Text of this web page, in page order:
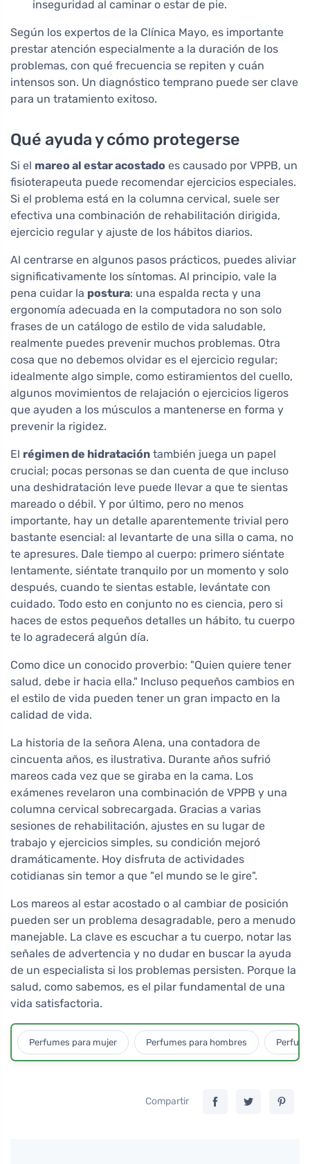
inseguridad al caminar o estar de pie.
Según los expertos de la Clínica Mayo, es importante
prestar atención especialmente a la duración de los
problemas, con qué frecuencia se repiten y cuán
intensos son. Un diagnóstico temprano puede ser clave
para un tratamiento exitoso.
Qué ayuda y cómo protegerse
Si el mareo al estar acostado es causado por VPPB, un
fisioterapeuta puede recomendar ejercicios especiales.
Si el problema está en la columna cervical, suele ser
efectiva una combinación de rehabilitación dirigida,
ejercicio regular y ajuste de los hábitos diarios.
Al centrarse en algunos pasos prácticos, puedes aliviar
significativamente los síntomas. Al principio, vale la
pena cuidar la postura: una espalda recta y una
ergonomía adecuada en la computadora no son solo
frases de un catálogo de estilo de vida saludable,
realmente puedes prevenir muchos problemas. Otra
cosa que no debemos olvidar es el ejercicio regular;
idealmente algo simple, como estiramientos del cuello,
algunos movimientos de relajación o ejercicios ligeros
que ayuden a los músculos a mantenerse en forma y
prevenir la rigidez.
El régimen de hidratación también juega un papel
crucial; pocas personas se dan cuenta de que incluso
una deshidratación leve puede llevar a que te sientas
mareado o débil. Y por último, pero no menos
importante, hay un detalle aparentemente trivial pero
bastante esencial: al levantarte de una silla o cama, no
te apresures. Dale tiempo al cuerpo: primero siéntate
lentamente, siéntate tranquilo por un momento y solo
después, cuando te sientas estable, levántate con
cuidado. Todo esto en conjunto no es ciencia, pero si
haces de estos pequeños detalles un hábito, tu cuerpo
te lo agradecerá algún día.
Como dice un conocido proverbio: "Quien quiere tener
salud, debe ir hacia ella." Incluso pequeños cambios en
el estilo de vida pueden tener un gran impacto en la
calidad de vida.
La historia de la señora Alena, una contadora de
cincuenta años, es ilustrativa. Durante años sufrió
mareos cada vez que se giraba en la cama. Los
exámenes revelaron una combinación de VPPB y una
columna cervical sobrecargada. Gracias a varias
sesiones de rehabilitación, ajustes en su lugar de
trabajo y ejercicios simples, su condición mejoró
dramáticamente. Hoy disfruta de actividades
cotidianas sin temor a que "el mundo se le gire".
Los mareos al estar acostado o al cambiar de posición
pueden ser un problema desagradable, pero a menudo
manejable. La clave es escuchar a tu cuerpo, notar las
señales de advertencia y no dudar en buscar la ayuda
de un especialista si los problemas persisten. Porque la
salud, como sabemos, es el pilar fundamental de una
vida satisfactoria.
Perfumes para mujer Perfumes para hombres
Compartir